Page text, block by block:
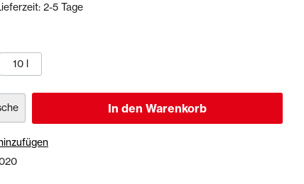
Dichtstoffe & Reinigungsmittel
Veranstaltungen & Karten
2-5 Tage
10 l
In den Warenkorb